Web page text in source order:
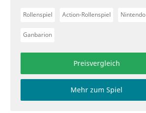
Rollenspiel Action-Rollenspiel Nintendo
Ganbarion
Preisvergleich
Mehr zum Spiel